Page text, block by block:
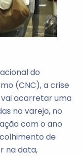
do
(CNC), a crise
acarretar uma
no varejo, no
com o ano
de
na data,